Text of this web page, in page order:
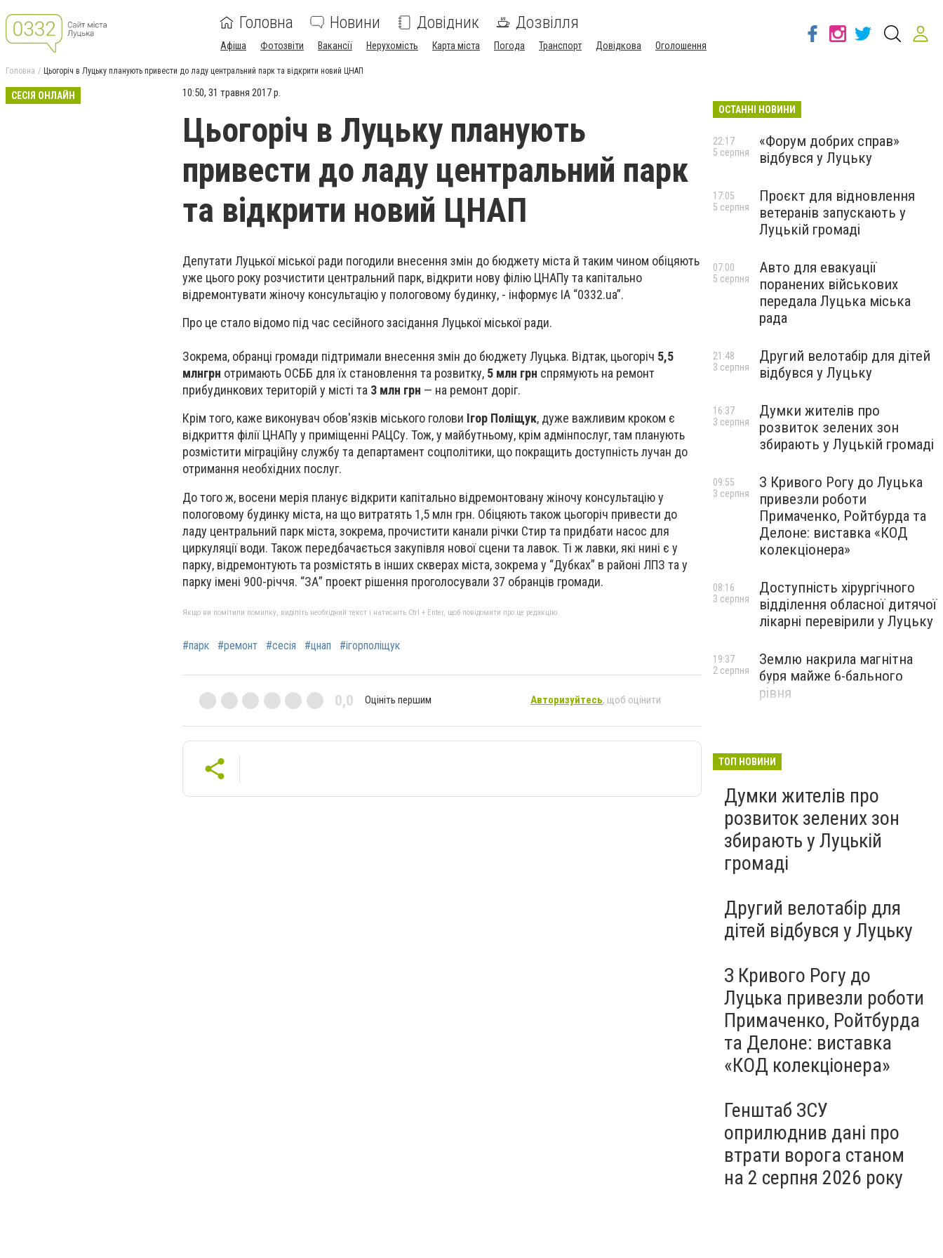
Головна Новини Довідник Дозвілля
Афіша Фотозвіти Вакансії Нерухомість Карта міста Погода Транспорт Довідкова Оголошення
Головна Цьогоріч в Луцьку планують привести до ладу центральний парк та відкрити новий ЦНАП
СЕСІЯ ОНЛАЙН 10:50, 31 травня 2017 р.
Цьогоріч в Луцьку планують
привести до ладу центральний парк
та відкрити новий ЦНАП
Депутати Луцької міської ради погодили внесення змін до бюджету міста й таким чином обіцяють
уже цього року розчистити центральний парк, відкрити нову філію ЦНАПу та капітально
відремонтувати жіночу консультацію у пологовому будинку, - інформує ІА “0332.ua”.
Про це стало відомо під час сесійного засідання Луцької міської ради.
Зокрема, обранці громади підтримали внесення змін до бюджету Луцька. Відтак, цьогоріч 5,5
млнгрн отримають ОСББ для їх становлення та розвитку, 5 млн грн спрямують на ремонт
прибудинкових територій у місті та 3 млн грн — на ремонт доріг.
Крім того, каже виконувач обов'язків міського голови Ігор Поліщук, дуже важливим кроком є
відкриття філії ЦНАПу у приміщенні РАЦСу. Тож, у майбутньому, крім адмінпослуг, там планують
розмістити міграційну службу та департамент соцполітики, що покращить доступність лучан до
отримання необхідних послуг.
До того ж, восени мерія планує відкрити капітально відремонтовану жіночу консультацію у
пологовому будинку міста, на що витратять 1,5 млн грн. Обіцяють також цьогоріч привести до
ладу центральний парк міста, зокрема, прочистити канали річки Стир та придбати насос для
циркуляції води. Також передбачається закупівля нової сцени та лавок. Ті ж лавки, які нині є у
парку, відремонтують та розмістять в інших скверах міста, зокрема у “Дубках” в районі ЛПЗ та у
парку імені 900-річчя. “ЗА” проект рішення проголосували 37 обранців громади.
Якщо ви помітили помилку, виділіть необхідний текст і натисніть Ctrl + Enter, щоб повідомити про це редакцію
#парк #ремонт #сесія #цнап #ігорполіщук
0,0 Оцініть першим Авторизуйтесь, щоб оцінити
ОСТАННІ НОВИНИ
«Форум добрих справ»
відбувся у Луцьку
22:17
5 серпня
Проєкт для відновлення
ветеранів запускають у
Луцькій громаді
17:05
5 серпня
Авто для евакуації
поранених військових
передала Луцька міська
рада
07:00
5 серпня
Другий велотабір для дітей
відбувся у Луцьку
21:48
3 серпня
Думки жителів про
розвиток зелених зон
збирають у Луцькій громаді
16:37
3 серпня
З Кривого Рогу до Луцька
привезли роботи
Примаченко, Ройтбурда та
Делоне: виставка «КОД
колекціонера»
09:55
3 серпня
Доступність хірургічного
відділення обласної дитячої
лікарні перевірили у Луцьку
08:16
3 серпня
Землю накрила магнітна
буря майже 6-бального
рівня
19:37
2 серпня
ТОП НОВИНИ
Думки жителів про
розвиток зелених зон
збирають у Луцькій
громаді
Другий велотабір для
дітей відбувся у Луцьку
З Кривого Рогу до
Луцька привезли роботи
Примаченко, Ройтбурда
та Делоне: виставка
«КОД колекціонера»
Генштаб ЗСУ
оприлюднив дані про
втрати ворога станом
на 2 серпня 2026 року